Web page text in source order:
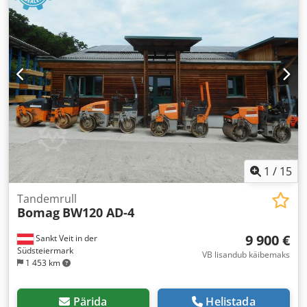
1 / 15
Sankt Veit in der
Südsteiermark
1 453 km
Tandemrull
Bomag BW120 AD-4
9 900 €
VB lisandub käibemaks
Pärida Helistada